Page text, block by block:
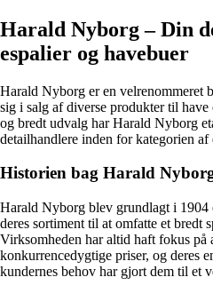
Harald Nyborg – Din
espalier og havebuer
Harald Nyborg er en velrenommeret
sig i salg af diverse produkter til
og bredt udvalg har Harald Nyborg
detailhandlere inden for kategorien af
Historien bag Harald
Harald Nyborg blev grundlagt i 1904
deres sortiment til at omfatte et bredt
Virksomheden har altid haft fokus
konkurrencedygtige priser, og deres
kundernes behov har gjort dem til et